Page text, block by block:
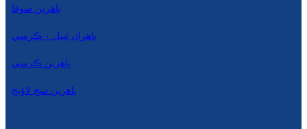
ٻاهرين سوفا
ٻاهران ٽيبل ۽ ڪرسي
ٻاهرين ڪرسي
ٻاھرين سج لاؤنج